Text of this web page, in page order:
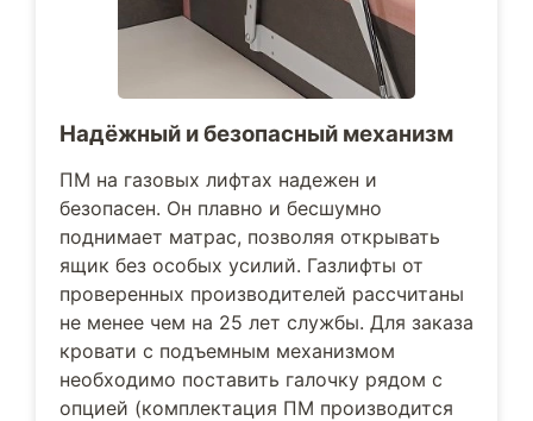
Надёжный и безопасный механизм
ПМ на газовых лифтах надежен и
безопасен. Он плавно и бесшумно
поднимает матрас, позволяя открывать
ящик без особых усилий. Газлифты от
проверенных производителей рассчитаны
не менее чем на 25 лет службы. Для заказа
кровати с подъемным механизмом
необходимо поставить галочку рядом с
опцией (комплектация ПМ производится